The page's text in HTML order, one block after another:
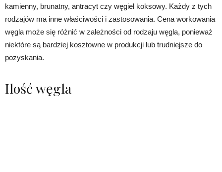
kamienny, brunatny, antracyt czy węgiel koksowy. Każdy z tych
rodzajów ma inne właściwości i zastosowania. Cena workowania
węgla może się różnić w zależności od rodzaju węgla, ponieważ
niektóre są bardziej kosztowne w produkcji lub trudniejsze do
pozyskania.
Ilość węgla